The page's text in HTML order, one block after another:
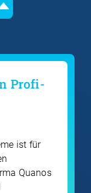
Profi-
ist für
Quanos